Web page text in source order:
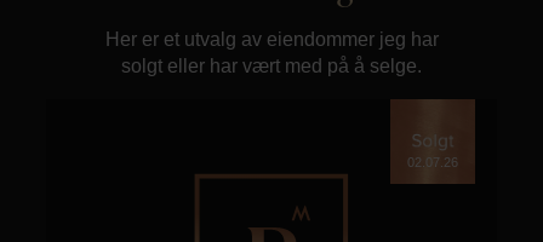
Her er et utvalg av eiendommer jeg har
solgt eller har vært med på å selge.
02.07.26